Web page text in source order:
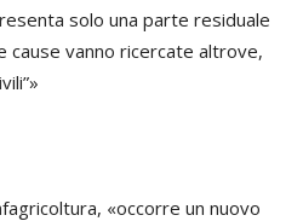
solo una parte residuale
cause vanno ricercate altrove,
«occorre un nuovo